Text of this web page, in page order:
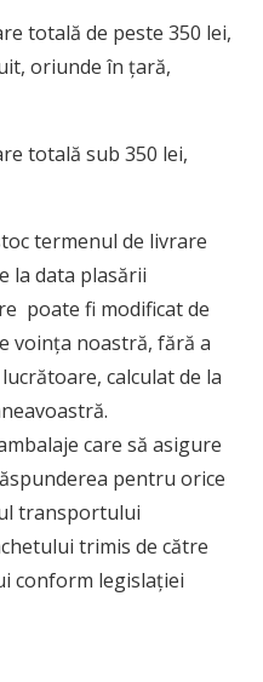
totală de peste 350 lei,
oriunde în țară,
totală sub 350 lei,
termenul de livrare
la data plasării
poate fi modificat de
voința noastră, fără a
calculat de la
care să asigure
pentru orice
transportului
trimis de către
conform legislației